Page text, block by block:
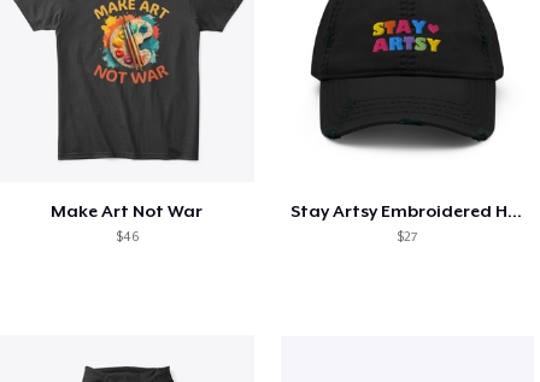
Make Art Not War
$46
Stay Artsy Embroidered Hat
$27